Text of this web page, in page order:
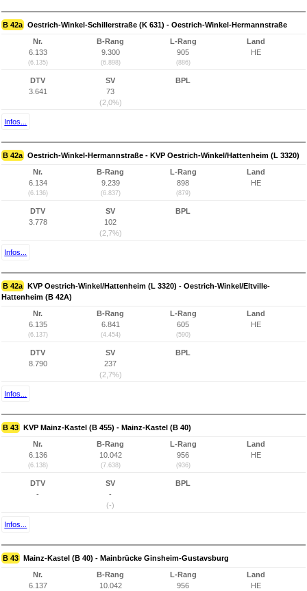
B 42a Oestrich-Winkel-Schillerstraße (K 631) - Oestrich-Winkel-Hermannstraße
Nr.
6.133
(6.135)
B-Rang
9.300
(6.898)
L-Rang
905
(886)
Land
HE
DTV
3.641
SV
73
(2,0%)
BPL
Infos...
B 42a Oestrich-Winkel-Hermannstraße - KVP Oestrich-Winkel/Hattenheim (L 3320)
Nr.
6.134
(6.136)
B-Rang
9.239
(6.837)
L-Rang
898
(879)
Land
HE
DTV
3.778
SV
102
(2,7%)
BPL
Infos...
B 42a KVP Oestrich-Winkel/Hattenheim (L 3320) - Oestrich-Winkel/Eltville-
Hattenheim (B 42A)
Nr.
6.135
(6.137)
B-Rang
6.841
(4.454)
L-Rang
605
(590)
Land
HE
DTV
8.790
SV
237
(2,7%)
BPL
Infos...
B 43 KVP Mainz-Kastel (B 455) - Mainz-Kastel (B 40)
Nr.
6.136
(6.138)
B-Rang
10.042
(7.638)
L-Rang
956
(936)
Land
HE
DTV
-
SV
-
(-)
BPL
Infos...
B 43 Mainz-Kastel (B 40) - Mainbrücke Ginsheim-Gustavsburg
Nr.
6.137
B-Rang
10.042
L-Rang
956
Land
HE